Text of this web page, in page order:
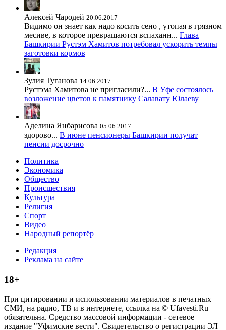
Алексей Чародей 20.06.2017
Видимо он знает как надо косить сено , утопая в грязном
месиве, в которое превращаются вспаханн... Глава
Башкирии Рустэм Хамитов потребовал ускорить темпы
заготовки кормов
Зулия Туганова 14.06.2017
Рустэма Хамитова не пригласили?... В Уфе состоялось
возложение цветов к памятнику Салавату Юлаеву
Аделина Янбарисова 05.06.2017
здорово... В июне пенсионеры Башкирии получат
пенсии досрочно
Политика
Экономика
Общество
Происшествия
Культура
Религия
Спорт
Видео
Народный репортёр
Редакция
Реклама на сайте
18+
При цитировании и использовании материалов в печатных
СМИ, на радио, ТВ и в интернете, ссылка на © Ufavesti.Ru
обязательна. Средство массовой информации - сетевое
издание "Уфимские вести". Свидетельство о регистрации ЭЛ